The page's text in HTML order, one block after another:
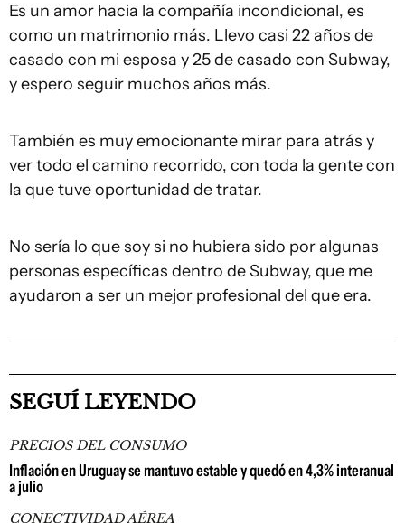
Es un amor hacia la compañía incondicional, es
como un matrimonio más. Llevo casi 22 años de
casado con mi esposa y 25 de casado con Subway,
y espero seguir muchos años más.
También es muy emocionante mirar para atrás y
ver todo el camino recorrido, con toda la gente con
la que tuve oportunidad de tratar.
No sería lo que soy si no hubiera sido por algunas
personas específicas dentro de Subway, que me
ayudaron a ser un mejor profesional del que era.
SEGUÍ LEYENDO
PRECIOS DEL CONSUMO
Inflación en Uruguay se mantuvo estable y quedó en 4,3% interanual
a julio
CONECTIVIDAD AÉREA